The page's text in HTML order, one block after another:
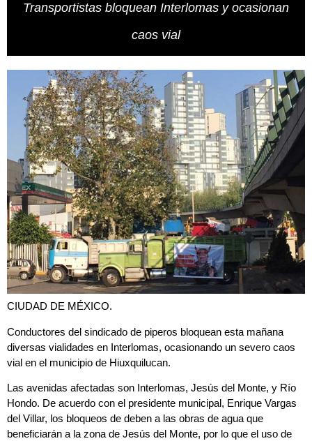
Transportistas bloquean Interlomas y ocasionan
caos vial
CIUDAD DE MÉXICO.
Conductores del sindicado de piperos bloquean esta mañana
diversas vialidades en Interlomas, ocasionando un severo caos
vial en el municipio de Hiuxquilucan.
Las avenidas afectadas son Interlomas, Jesús del Monte, y Río
Hondo. De acuerdo con el presidente municipal, Enrique Vargas
del Villar, los bloqueos de deben a las obras de agua que
beneficiarán a la zona de Jesús del Monte, por lo que el uso de